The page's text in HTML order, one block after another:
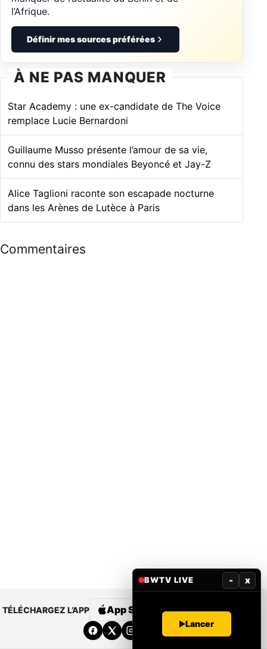
l’Afrique.
Définir mes sources préférées
À NE PAS MANQUER
Star Academy : une ex-candidate de The Voice
remplace Lucie Bernardoni
Guillaume Musso présente l’amour de sa vie,
connu des stars mondiales Beyoncé et Jay-Z
Alice Taglioni raconte son escapade nocturne
dans les Arènes de Lutèce à Paris
Commentaires
TÉLÉCHARGEZ L’APP App Store Google Play
BWTV LIVE - x
Lancer